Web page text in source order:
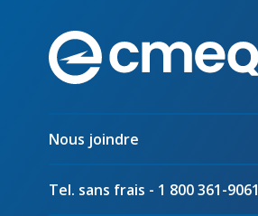
Nous joindre
Tel. sans frais - 1 800 361-9061